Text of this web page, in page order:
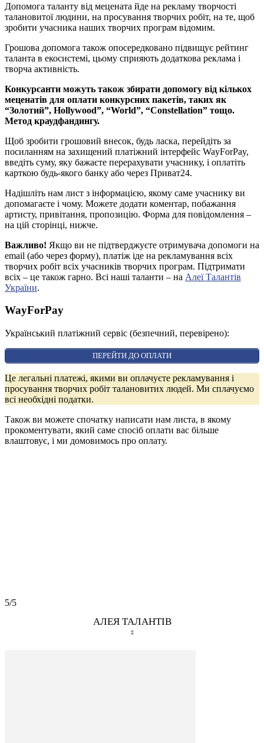
Допомога таланту від мецената йде на рекламу творчості
талановитої людини, на просування творчих робіт, на те, щоб
зробити учасника наших творчих програм відомим.
Грошова допомога також опосередковано підвищує рейтинг
таланта в екосистемі, цьому сприяють додаткова реклама і
творча активність.
Конкурсанти можуть також збирати допомогу від кількох
меценатів для оплати конкурсних пакетів, таких як
“Золотий”, Hollywood”, “World”, “Constellation” тощо.
Метод краудфандингу.
Щоб зробити грошовий внесок, будь ласка, перейдіть за
посиланням на захищений платіжний інтерфейс WayForPay,
введіть суму, яку бажаєте перерахувати учаснику, і оплатіть
карткою будь-якого банку або через Приват24.
Надішліть нам лист з інформацією, якому саме учаснику ви
допомагаєте і чому. Можете додати коментар, побажання
артисту, привітання, пропозицію. Форма для повідомлення –
на цій сторінці, нижче.
Важливо! Якщо ви не підтверджуєте отримувача допомоги на
email (або через форму), платіж іде на рекламування всіх
творчих робіт всіх учасників творчих програм. Підтримати
всіх – це також гарно. Всі наші таланти – на Алеї Талантів
України.
WayForPay
Український платіжний сервіс (безпечний, перевірено):
ПЕРЕЙТИ ДО ОПЛАТИ
Це легальні платежі, якими ви оплачуєте рекламування і
просування творчих робіт талановитих людей. Ми сплачуємо
всі необхідні податки.
Також ви можете спочатку написати нам листа, в якому
прокоментувати, який саме спосіб оплати вас більше
влаштовує, і ми домовимось про оплату.
5/5
АЛЕЯ ТАЛАНТІВ